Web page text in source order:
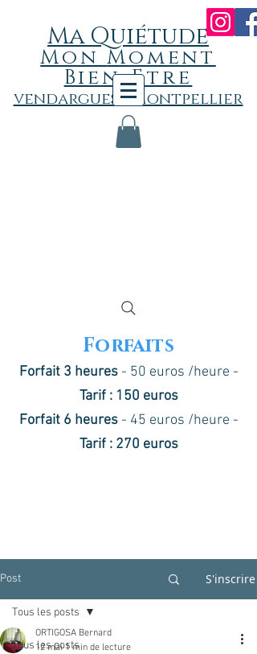
Ma Quiétude
MonMoment
Bien-Etre
vendargues - Montpellier
Forfaits
Forfait 3 heures- 50 euros /heure -
Tarif : 150 euros
Forfait 6 heures- 45 euros /heure -
Tarif : 270 euros
Post S'inscrire
Tous les posts
Tous les posts
ORTIGOSA Bernard
12 mai 1 min de lecture